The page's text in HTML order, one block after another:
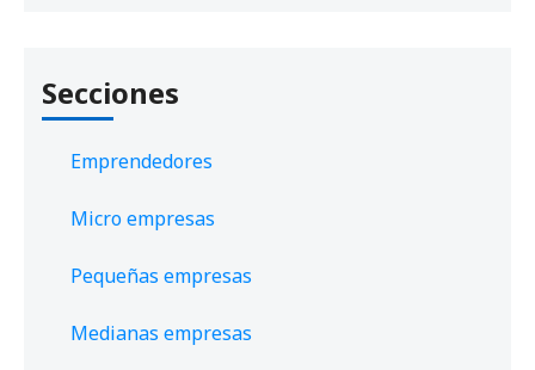
Secciones
Emprendedores
Micro empresas
Pequeñas empresas
Medianas empresas